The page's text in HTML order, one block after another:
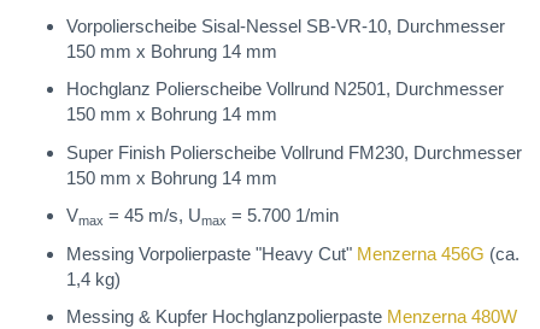
Vorpolierscheibe Sisal-Nessel SB-VR-10, Durchmesser
150 mm x Bohrung 14 mm
Hochglanz Polierscheibe Vollrund N2501, Durchmesser
150 mm x Bohrung 14 mm
Super Finish Polierscheibe Vollrund FM230, Durchmesser
150 mm x Bohrung 14 mm
Vmax = 45 m/s, Umax = 5.700 1/min
Messing Vorpolierpaste "Heavy Cut" Menzerna 456G (ca.
1,4 kg)
Messing & Kupfer Hochglanzpolierpaste Menzerna 480W